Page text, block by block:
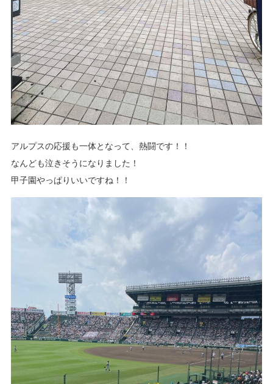
アルプスの応援も一体となって、熱闘です！！
なんども泣きそうになりました！
甲子園やっぱりいいですね！！